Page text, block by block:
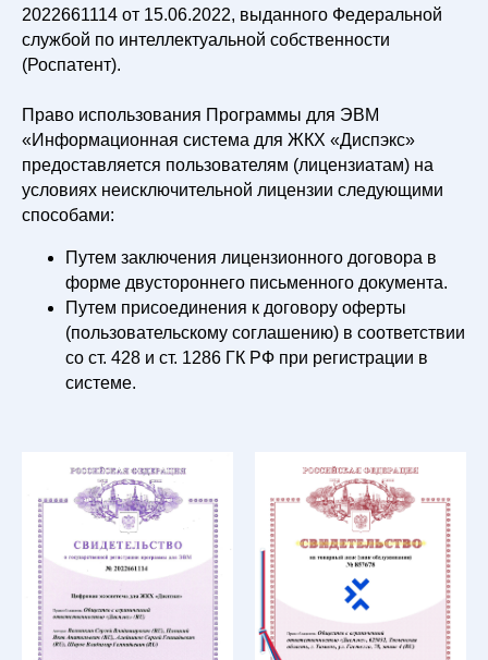
2022661114 от 15.06.2022, выданного Федеральной
службой по интеллектуальной собственности
(Роспатент).
Право использования Программы для ЭВМ
«Информационная система для ЖКХ «Диспэкс»
предоставляется пользователям (лицензиатам) на
условиях неисключительной лицензии следующими
способами:
Путем заключения лицензионного договора в
форме двустороннего письменного документа.
Путем присоединения к договору оферты
(пользовательскому соглашению) в соответствии
со ст. 428 и ст. 1286 ГК РФ при регистрации в
системе.